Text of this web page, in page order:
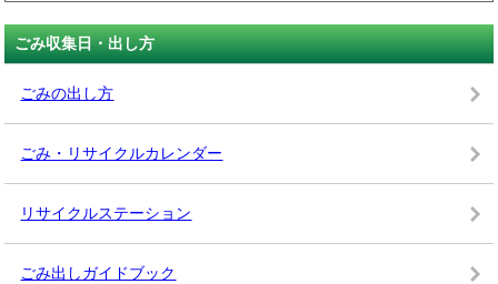
ごみ収集日・出し方
ごみの出し方
ごみ・リサイクルカレンダー
リサイクルステーション
ごみ出しガイドブック